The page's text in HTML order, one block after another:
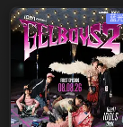
蓝光